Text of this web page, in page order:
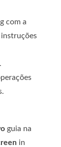
com a
instruções
guia na
in